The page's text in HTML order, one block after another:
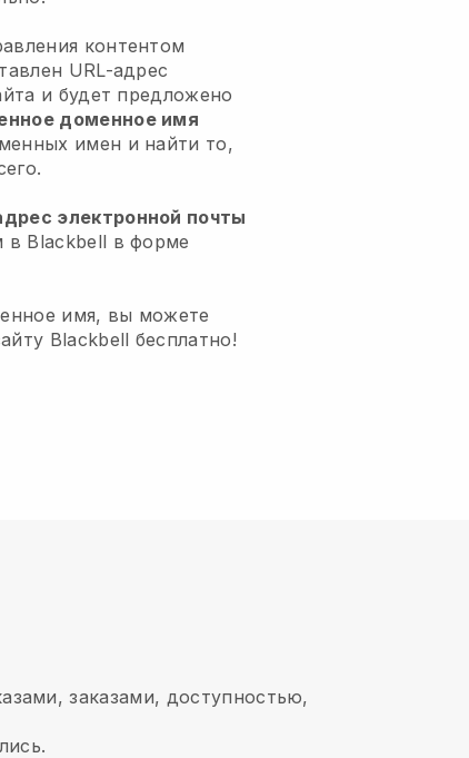
контентом
URL-адрес
и будет предложено
доменное имя
имен и найти то,
электронной почты
Blackbell в форме
имя, вы можете
Blackbell бесплатно!
заказами, доступностью,